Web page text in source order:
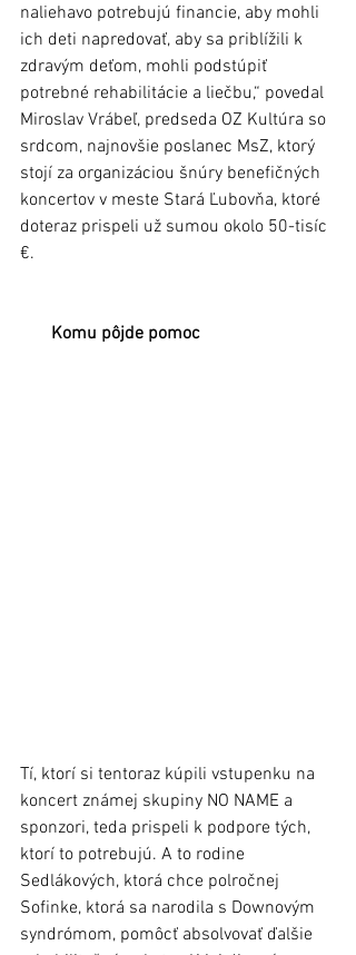
naliehavo potrebujú financie, aby mohli
ich deti napredovať, aby sa priblížili k
zdravým deťom, mohli podstúpiť
potrebné rehabilitácie a liečbu,“ povedal
Miroslav Vrábeľ, predseda OZ Kultúra so
srdcom, najnovšie poslanec MsZ, ktorý
stojí za organizáciou šnúry benefičných
koncertov v meste Stará Ľubovňa, ktoré
doteraz prispeli už sumou okolo 50-tisíc
€.
       Komu pôjde pomoc
Tí, ktorí si tentoraz kúpili vstupenku na
koncert známej skupiny NO NAME a
sponzori, teda prispeli k podpore tých,
ktorí to potrebujú. A to rodine
Sedlákových, ktorá chce polročnej
Sofinke, ktorá sa narodila s Downovým
syndrómom, pomôcť absolvovať ďalšie